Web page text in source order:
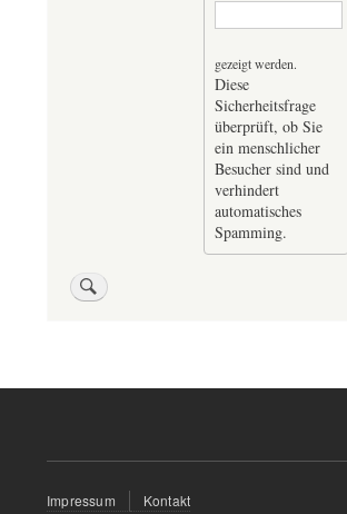
gezeigt werden.
Diese
Sicherheitsfrage
überprüft, ob Sie
ein menschlicher
Besucher sind und
verhindert
automatisches
Spamming.
Fußzeilenmenü
Impressum Kontakt